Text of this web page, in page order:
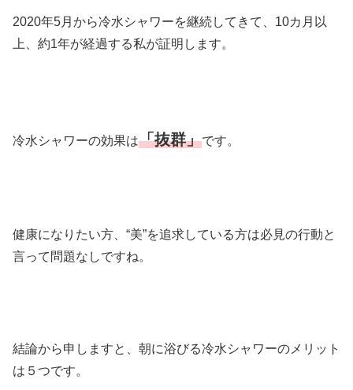
2020年5月から冷水シャワーを継続してきて、10カ月以
上、約1年が経過する私が証明します。
冷水シャワーの効果は「抜群」です。
健康になりたい方、“美”を追求している方は必見の行動と
言って問題なしですね。
結論から申しますと、朝に浴びる冷水シャワーのメリット
は５つです。